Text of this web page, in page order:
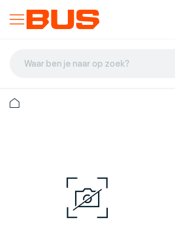
Waar ben je naar op zoek?